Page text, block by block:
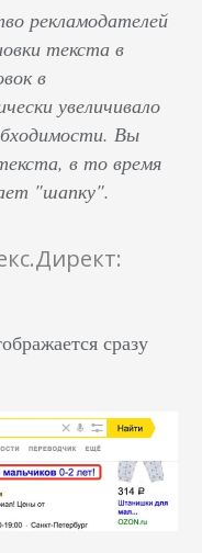
рекламодателей
текста в
в
увеличивало
Вы
в то время
"шапку".
сразу